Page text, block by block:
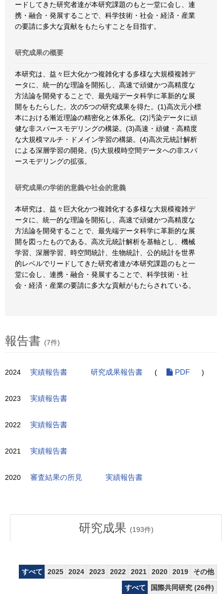
ードしてきた研究者達が本研究課題のもと一堂に会し、連
携・融合・発展することで、科学技術・社会・経済・産業
の要請に多大な貢献をもたらすことを目指す。
研究成果の概要
本研究は、益々巨大化かつ複雑化する多様な大規模複雑デ
ータに、統一的な理論を開拓し、高速で頑健かつ高精度な
方法論を開発することで、最先端データ科学に革新的な展
開をもたらした。次の5つの研究成果を得た。(1)高次元小標
本における漸近理論の精密化と体系化。(2)汚染データに頑
健な非スパースモデリングの構築。(3)高速・頑健・高精度
な大規模マルチ・ドメイン学習の構築。(4)高次元統計解析
による深層学習の開発。(5)大規模時空間データへの非スパ
ースモデリングの拡張。
研究成果の学術的意義や社会的意義
本研究は、益々巨大化かつ複雑化する多様な大規模複雑デ
ータに、統一的な理論を開拓し、高速で頑健かつ高精度な
方法論を開発することで、最先端データ科学に革新的な展
開を図ったものである。高次元統計解析を基軸とし、機械
学習、深層学習、時空間統計、生物統計、公的統計を世界
的レベルでリードしてきた研究者達が本研究課題のもと一
堂に会し、連携・融合・発展することで、科学技術・社
会・経済・産業の要請に多大な貢献がもたらされている。
報告書 (7件)
2024 実績報告書 研究成果報告書 ( PDF )
2023 実績報告書
2022 実績報告書
2021 実績報告書
2020 審査結果の所見 実績報告書
研究成果 (193件)
すべて 2025 2024 2023 2022 2021 2020 2019
その他
すべて
国際共同研究 (26件)